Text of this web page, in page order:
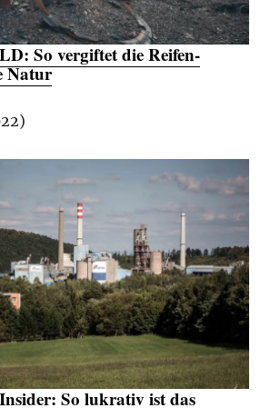
So vergiftet die Reifen-
Natur
So lukrativ ist das